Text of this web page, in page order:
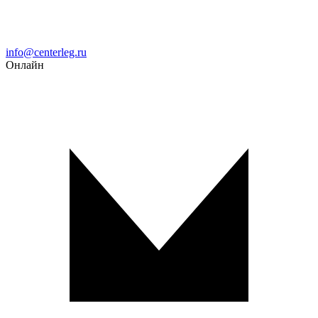
Email
info@centerleg.ru
Онлайн